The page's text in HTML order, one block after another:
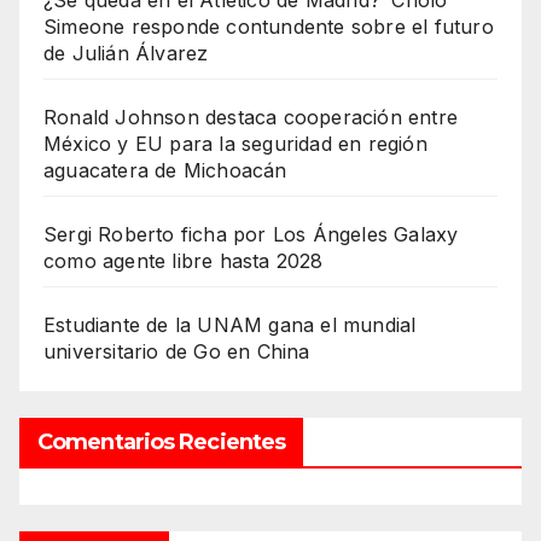
Simeone responde contundente sobre el futuro
de Julián Álvarez
Ronald Johnson destaca cooperación entre
México y EU para la seguridad en región
aguacatera de Michoacán
Sergi Roberto ficha por Los Ángeles Galaxy
como agente libre hasta 2028
Estudiante de la UNAM gana el mundial
universitario de Go en China
Comentarios Recientes